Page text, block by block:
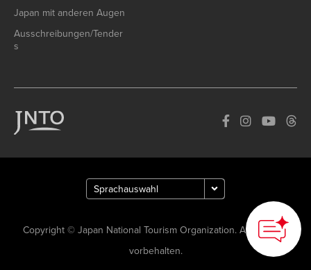
Japan mit anderen Augen
Ausschreibungen/Tender
s
Copyright © Japan National Tourism Organization. Alle Rechte
vorbehalten.
help you?